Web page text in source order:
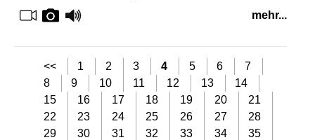
mehr...
<< 1 2 3 4 5 6
7
8
9 10 11 12 13
14
15
16 17 18 19 20
21
22
23 24 25 26 27
28
29
30 31 32 33 34
35